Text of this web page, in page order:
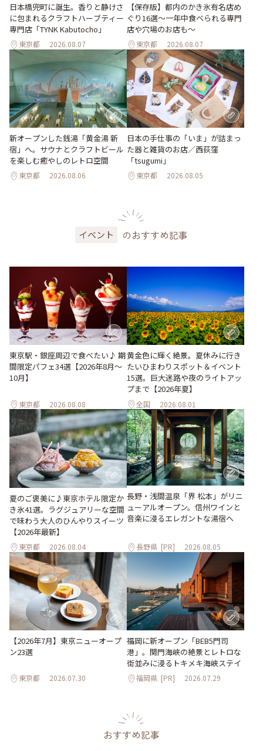
日本橋兜町に誕生。香りと静けさ
に包まれるクラフトハーブティー
専門店「TYNK Kabutocho」
東京都 2026.08.07
【保存版】都内のかき氷有名店め
ぐり16選～一年中食べられる専門
店や穴場のお店も～
東京都 2026.08.07
新オープンした銭湯「黄金湯 新
宿」へ。サウナとクラフトビール
を楽しむ癒やしのレトロ空間
東京都 2026.08.06
日本の手仕事の「いま」が詰まっ
た器と雑貨のお店／西荻窪
「tsugumi」
東京都 2026.08.05
イベント のおすすめ記事
東京駅・銀座周辺で食べたい♪ 期
間限定パフェ34選【2026年8月～
10月】
東京都 2026.08.08
黄金色に輝く絶景。夏休みに行き
たいひまわりスポット＆イベント
15選。巨大迷路や夜のライトアッ
プまで【2026年夏】
全国 2026.08.01
夏のご褒美に♪東京ホテル限定か
き氷41選。ラグジュアリーな空間
で味わう大人のひんやりスイーツ
【2026年最新】
東京都 2026.08.04
長野・浅間温泉「界 松本」がリニ
ューアルオープン。信州ワインと
音楽に浸るエレガントな湯宿へ
長野県 [PR] 2026.08.05
【2026年7月】東京ニューオープ
ン23選
東京都 2026.07.30
福岡に新オープン「BEB5門司
港」。関門海峡の絶景とレトロな
街並みに浸るトキメキ海峡ステイ
福岡県 [PR] 2026.07.29
おすすめ記事